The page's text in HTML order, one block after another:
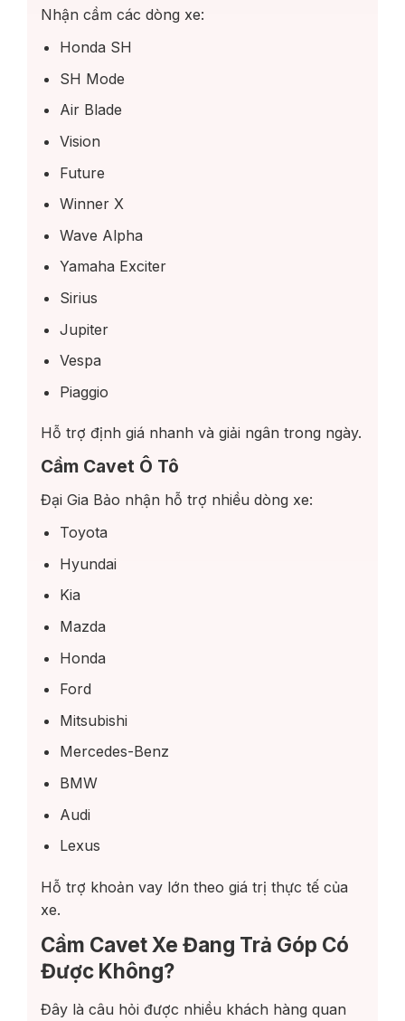
Nhận cầm các dòng xe:
Honda SH
SH Mode
Air Blade
Vision
Future
Winner X
Wave Alpha
Yamaha Exciter
Sirius
Jupiter
Vespa
Piaggio
Hỗ trợ định giá nhanh và giải ngân trong ngày.
Cầm Cavet Ô Tô
Đại Gia Bảo nhận hỗ trợ nhiều dòng xe:
Toyota
Hyundai
Kia
Mazda
Honda
Ford
Mitsubishi
Mercedes-Benz
BMW
Audi
Lexus
Hỗ trợ khoản vay lớn theo giá trị thực tế của
xe.
Cầm Cavet Xe Đang Trả Góp Có
Được Không?
Đây là câu hỏi được nhiều khách hàng quan